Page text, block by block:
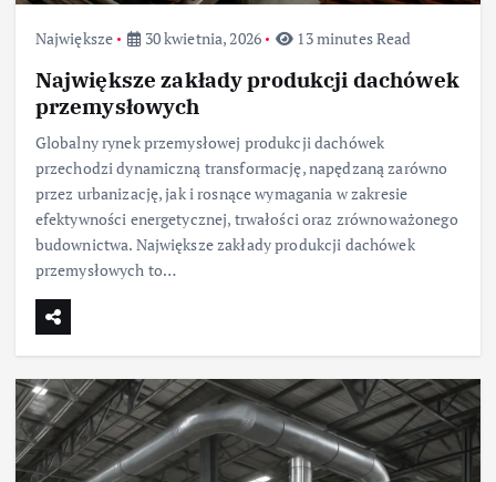
Największe 30 kwietnia, 2026 13 minutes Read
Największe zakłady produkcji dachówek
przemysłowych
Globalny rynek przemysłowej produkcji dachówek
przechodzi dynamiczną transformację, napędzaną zarówno
przez urbanizację, jak i rosnące wymagania w zakresie
efektywności energetycznej, trwałości oraz zrównoważonego
budownictwa. Największe zakłady produkcji dachówek
przemysłowych to…